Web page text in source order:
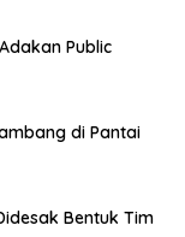
Public
di Pantai
Bentuk Tim